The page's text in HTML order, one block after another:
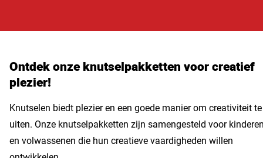
Ontdek onze knutselpakketten voor creatief
plezier!
Knutselen biedt plezier en een goede manier om creativiteit te
uiten. Onze knutselpakketten zijn samengesteld voor
en volwassenen die hun creatieve vaardigheden willen